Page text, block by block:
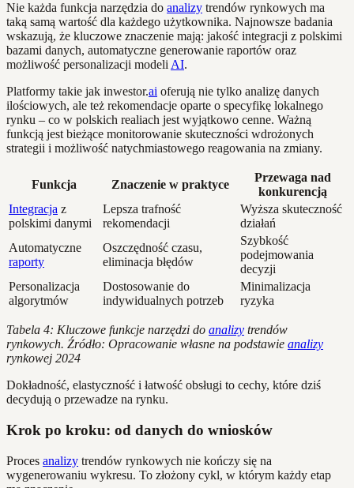
Nie każda funkcja narzędzia do analizy trendów rynkowych ma
taką samą wartość dla każdego użytkownika. Najnowsze badania
wskazują, że kluczowe znaczenie mają: jakość integracji z polskimi
bazami danych, automatyczne generowanie raportów oraz
możliwość personalizacji modeli AI.
Platformy takie jak inwestor.ai oferują nie tylko analizę danych
ilościowych, ale też rekomendacje oparte o specyfikę lokalnego
rynku – co w polskich realiach jest wyjątkowo cenne. Ważną
funkcją jest bieżące monitorowanie skuteczności wdrożonych
strategii i możliwość natychmiastowego reagowania na zmiany.
Funkcja Znaczenie w praktyce
Przewaga nad
konkurencją
Integracja z
polskimi danymi
Lepsza trafność
rekomendacji
Wyższa skuteczność
działań
Automatyczne
raporty
Oszczędność czasu,
eliminacja błędów
Szybkość
podejmowania
decyzji
Personalizacja
algorytmów
Dostosowanie do
indywidualnych potrzeb
Minimalizacja
ryzyka
Tabela 4: Kluczowe funkcje narzędzi do analizy trendów
rynkowych. Źródło: Opracowanie własne na podstawie analizy
rynkowej 2024
Dokładność, elastyczność i łatwość obsługi to cechy, które dziś
decydują o przewadze na rynku.
Krok po kroku: od danych do wniosków
Proces analizy trendów rynkowych nie kończy się na
wygenerowaniu wykresu. To złożony cykl, w którym każdy etap